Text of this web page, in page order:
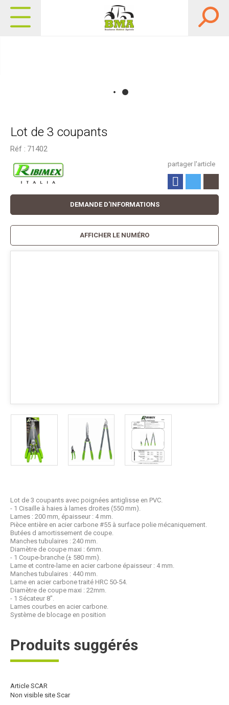
Lot de 3 coupants
Réf : 71402
partager l'article
Lot de 3 coupants avec poignées antiglisse en PVC.
- 1 Cisaille à haies à lames droites (550 mm).
Lames : 200 mm, épaisseur : 4 mm.
Pièce entière en acier carbone #55 à surface polie mécaniquement.
Butées d amortissement de coupe.
Manches tubulaires : 240 mm.
Diamètre de coupe maxi : 6mm.
- 1 Coupe-branche (± 580 mm).
Lame et contre-lame en acier carbone épaisseur : 4 mm.
Manches tubulaires : 440 mm.
Lame en acier carbone traité HRC 50-54.
Diamètre de coupe maxi : 22mm.
- 1 Sécateur 8".
Lames courbes en acier carbone.
Système de blocage en position
DEMANDE D'INFORMATIONS
AFFICHER LE NUMÉRO
Produits suggérés
Article SCAR
Non visible site Scar